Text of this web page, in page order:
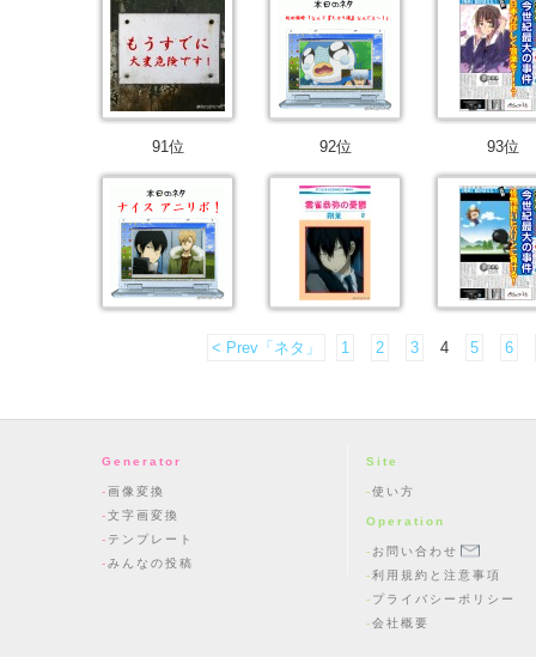
91位 92位 93位
< Prev「ネタ」 1 2 3 4 5 6
Generator
画像変換
文字画変換
テンプレート
みんなの投稿
Site
使い方
Operation
お問い合わせ
利用規約と注意事項
プライバシーポリシー
会社概要